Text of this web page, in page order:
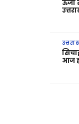
ऊर्जा
आज